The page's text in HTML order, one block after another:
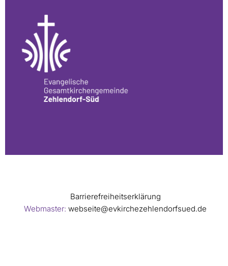
Barrierefreiheitserklärung
Webmaster: webseite@evkirchezehlendorfsued.de